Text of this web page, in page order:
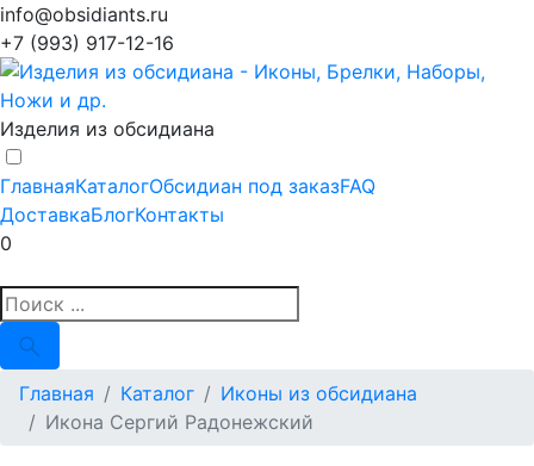
info@obsidiants.ru
+7 (993) 917-12-16
Изделия из обсидиана
ГлавнаяКаталогОбсидиан под заказFAQ
ДоставкаБлогКонтакты
0
Главная Каталог
Иконы из обсидиана
Икона Сергий Радонежский